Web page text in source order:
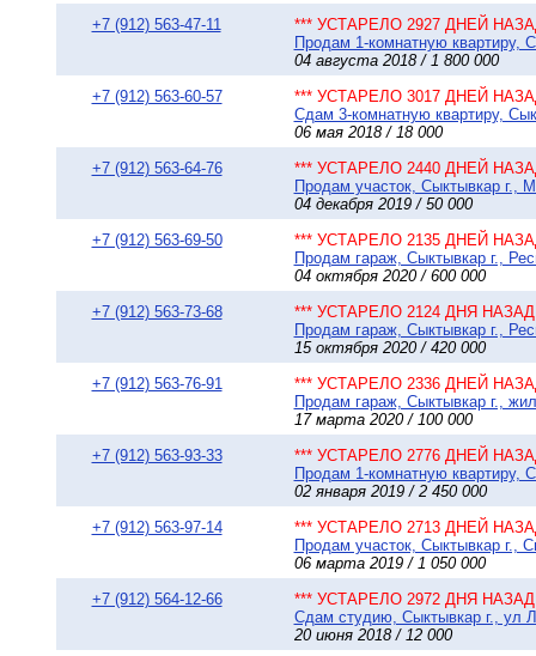
+7 (912) 563-47-11
*** УСТАРЕЛО 2927 ДНЕЙ
Продам 1-комнатную квартиру,
04 августа 2018 / 1 800 000
+7 (912) 563-60-57
*** УСТАРЕЛО 3017 ДНЕЙ
Сдам 3-комнатную квартиру,
06 мая 2018 / 18 000
+7 (912) 563-64-76
*** УСТАРЕЛО 2440 ДНЕЙ
Продам участок, Сыктывкар г.,
04 декабря 2019 / 50 000
+7 (912) 563-69-50
*** УСТАРЕЛО 2135 ДНЕЙ
Продам гараж, Сыктывкар г.,
04 октября 2020 / 600 000
+7 (912) 563-73-68
*** УСТАРЕЛО 2124 ДНЯ НАЗАД
Продам гараж, Сыктывкар г.,
15 октября 2020 / 420 000
+7 (912) 563-76-91
*** УСТАРЕЛО 2336 ДНЕЙ
Продам гараж, Сыктывкар г.,
17 марта 2020 / 100 000
+7 (912) 563-93-33
*** УСТАРЕЛО 2776 ДНЕЙ
Продам 1-комнатную квартиру,
02 января 2019 / 2 450 000
+7 (912) 563-97-14
*** УСТАРЕЛО 2713 ДНЕЙ
Продам участок, Сыктывкар г.,
06 марта 2019 / 1 050 000
+7 (912) 564-12-66
*** УСТАРЕЛО 2972 ДНЯ НАЗАД
Сдам студию, Сыктывкар г., ул
20 июня 2018 / 12 000